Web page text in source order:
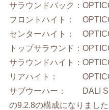
サラウンドバック：
フロントハイト：
センターハイト：
トップサラウンド：
サラウンドハイト：
リアハイト：
サブウーハー： DALI
の9.2.8の構成になりました